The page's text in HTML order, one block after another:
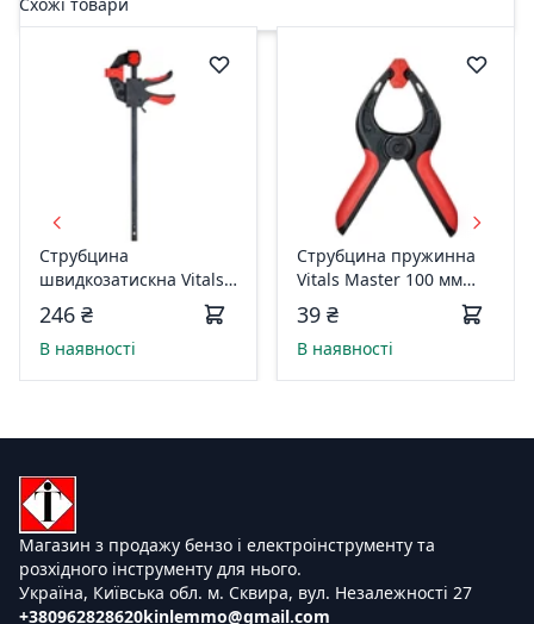
Струбцина
швидкозатискна Vitals
Master 70х300 мм
178581
246 ₴
В наявності
Струбцина пружинна
Vitals Master 100 мм
178583
39 ₴
В наявності
Магазин з продажу бензо і електроінструменту та
розхідного інструменту для нього.
Україна, Київська обл. м. Сквира, вул. Незалежності 27
+380962828620kinlemmo@gmail.com